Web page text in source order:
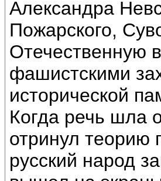
Александра
Пожарского,
Отечественную
фашистскими
исторической
Когда речь шла
отринул теорию
русский народ